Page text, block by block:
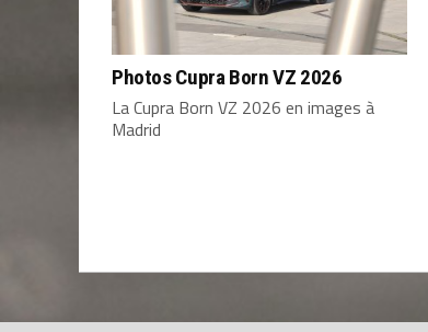
Photos Cupra Born VZ 2026
La Cupra Born VZ 2026 en images à
Madrid